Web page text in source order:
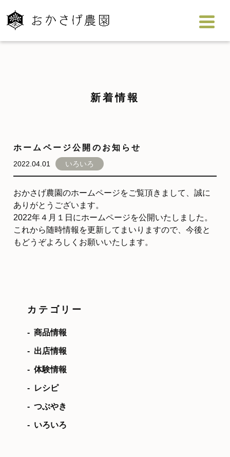
新着情報
ホームページ公開のお知らせ
2022.04.01 いろいろ
おかさげ農園のホームページをご覧頂きまして、誠に
ありがとうございます。
2022年４月１日にホームページを公開いたしました。
これから随時情報を更新してまいりますので、今後と
もどうぞよろしくお願いいたします。
カテゴリー
商品情報
出店情報
体験情報
レシピ
つぶやき
いろいろ